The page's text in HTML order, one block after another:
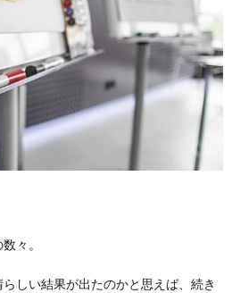
々。
しい結果が出たのかと思えば、続き